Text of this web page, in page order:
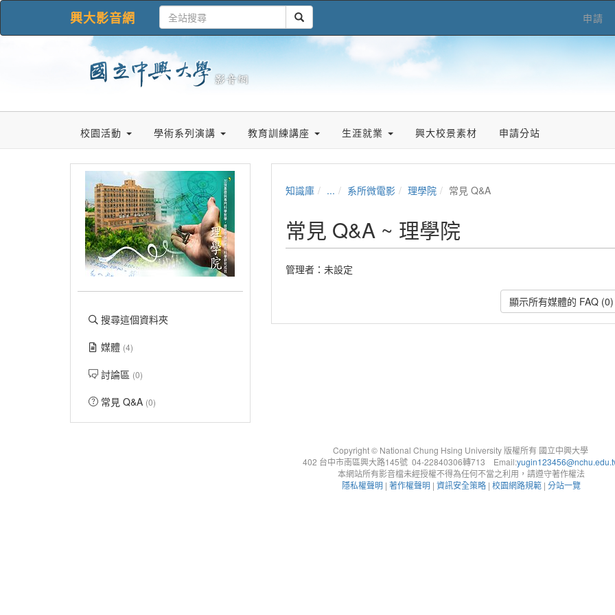
興大影音網 申請
校園活動 學術系列演講 教育訓練講座 生涯就業 興大校景素材 申請分站
搜尋這個資料夾
媒體 (4)
討論區 (0)
常見 Q&A (0)
知識庫 ... 系所微電影 理學院 常見 Q&A
常見 Q&A ~ 理學院
管理者：未設定
顯示所有媒體的 FAQ (0)
Copyright © National Chung Hsing University 版權所有 國立中興大學
402 台中市南區興大路145號 04-22840306轉713 Email:
本網站所有影音檔未經授權不得為任何不當之利用，請遵守著作權法
隱私權聲明 | 著作權聲明 | 資訊安全策略 | 校園網路規範 | 分站一覽